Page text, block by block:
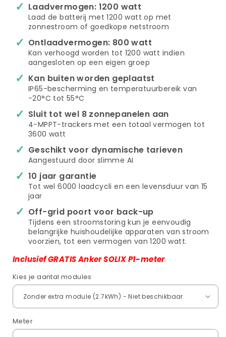
Laadvermogen: 1200 watt
Laad de batterij met 1200 watt op met
zonnestroom of goedkope netstroom
Ontlaadvermogen: 800 watt
Kan verhoogd worden tot 1200 watt indien
aangesloten op een eigen groep
Kan buiten worden geplaatst
IP65-bescherming en temperatuurbereik van
-20°C tot 55°C
Sluit tot wel 8 zonnepanelen aan
4-MPPT-trackers met een totaal vermogen tot
3600 watt
Geschikt voor dynamische tarieven
Aangestuurd door slimme AI
10 jaar garantie
Tot wel 6000 laadcycli en een levensduur van 15
jaar
Off-grid poort voor back-up
Tijdens een stroomstoring kun je eenvoudig
belangrijke huishoudelijke apparaten van stroom
voorzien, tot een vermogen van 1200 watt.
Inclusief GRATIS Anker SOLIX P1-meter
Kies je aantal modules
Meter